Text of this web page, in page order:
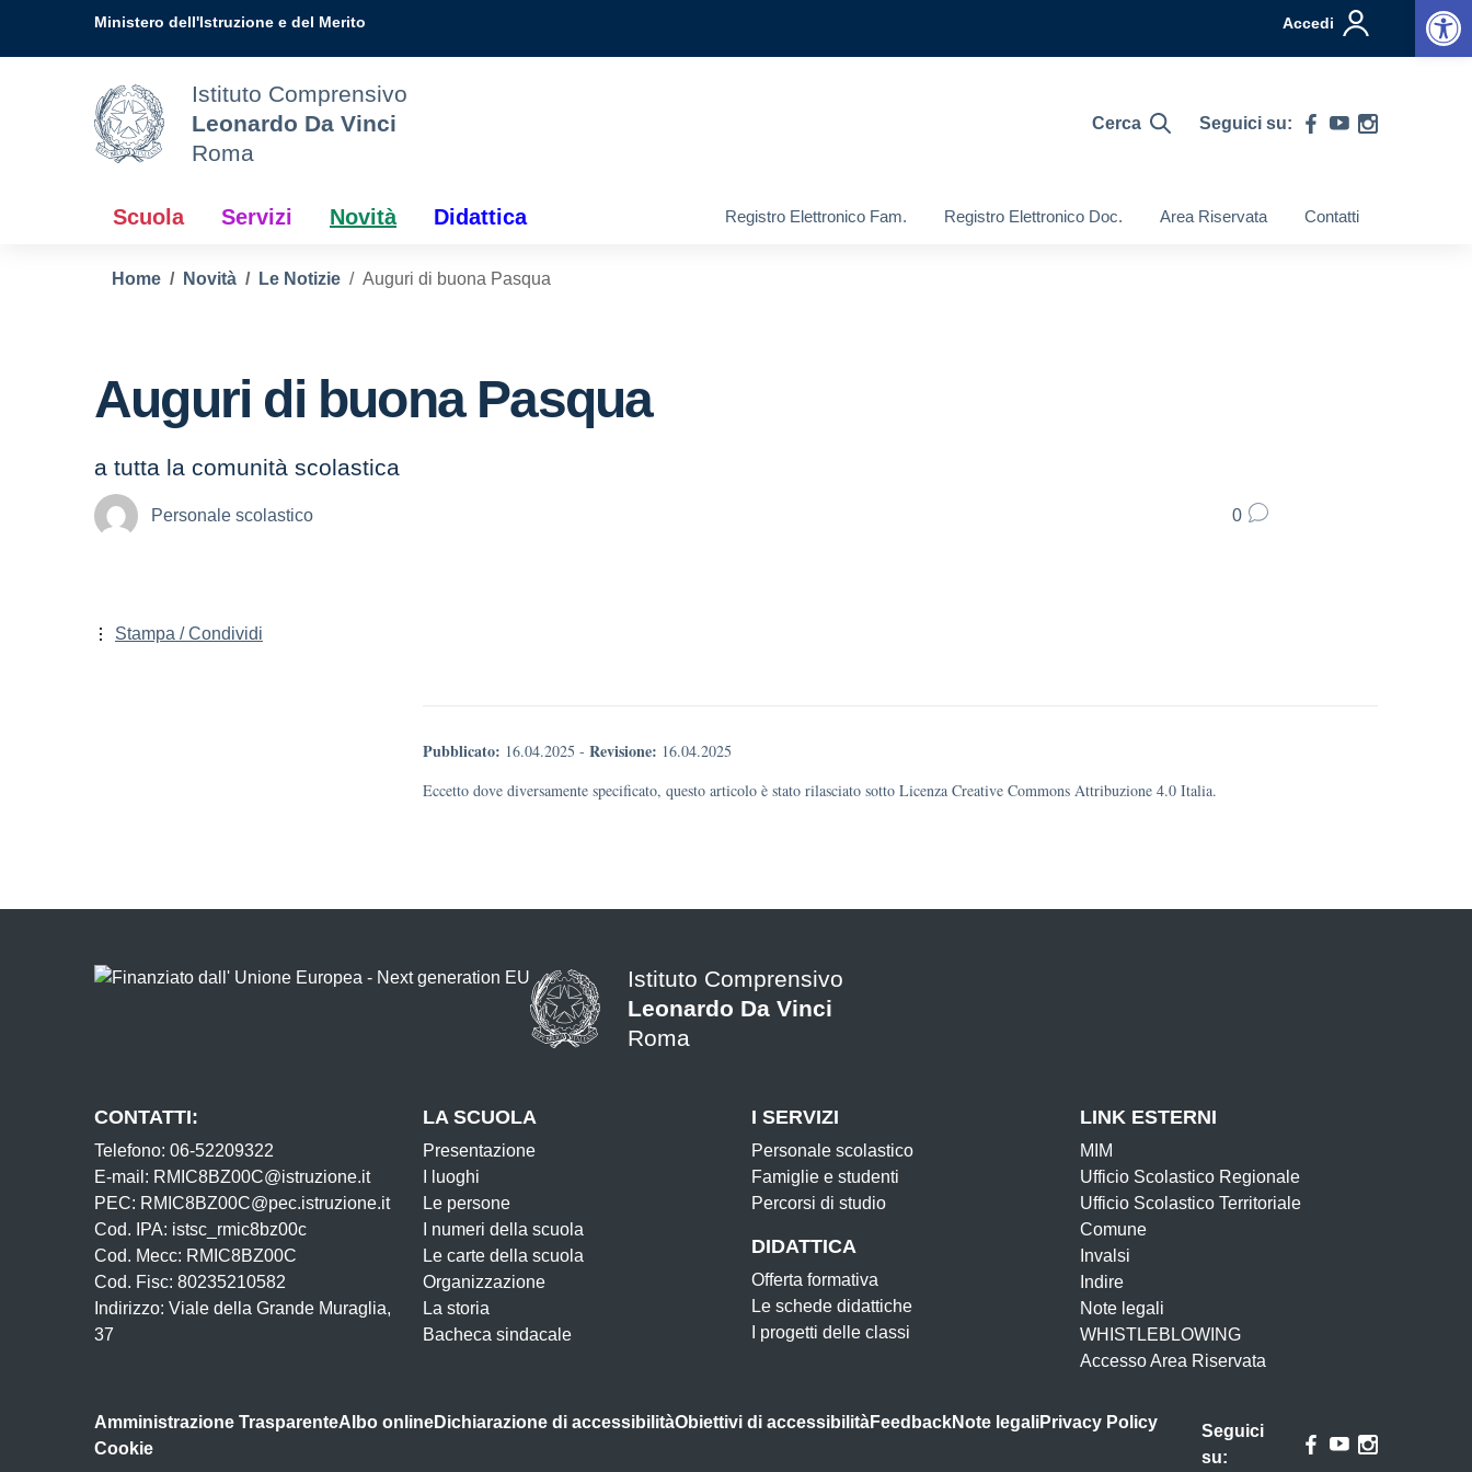
Ministero dell'Istruzione e del Merito Accedi
Istituto Comprensivo
Leonardo Da Vinci
Roma
Cerca Seguici su:
Scuola Servizi Novità Didattica Registro Elettronico Fam. Registro Elettronico Doc. Area Riservata Contatti
Home Novità Le Notizie Auguri di buona Pasqua
Auguri di buona Pasqua
a tutta la comunità scolastica
Personale scolastico 0
Pubblicato: 16.04.2025 - Revisione: 16.04.2025
Eccetto dove diversamente specificato, questo articolo è stato rilasciato sotto Licenza Creative Commons Attribuzione 4.0 Italia.
Stampa / Condividi
Istituto Comprensivo
Leonardo Da Vinci
Roma
CONTATTI:
Telefono: 06-52209322
E-mail: RMIC8BZ00C@istruzione.it
PEC: RMIC8BZ00C@pec.istruzione.it
Cod. IPA: istsc_rmic8bz00c
Cod. Mecc: RMIC8BZ00C
Cod. Fisc: 80235210582
Indirizzo: Viale della Grande Muraglia,
37
LA SCUOLA
Presentazione
I luoghi
Le persone
I numeri della scuola
Le carte della scuola
Organizzazione
La storia
Bacheca sindacale
I SERVIZI
Personale scolastico
Famiglie e studenti
Percorsi di studio
DIDATTICA
Offerta formativa
Le schede didattiche
I progetti delle classi
LINK ESTERNI
MIM
Ufficio Scolastico Regionale
Ufficio Scolastico Territoriale
Comune
Invalsi
Indire
Note legali
WHISTLEBLOWING
Accesso Area Riservata
Amministrazione TrasparenteAlbo onlineDichiarazione di accessibilitàObiettivi di accessibilitàFeedbackNote legaliPrivacy Policy
Cookie
Seguici
su: